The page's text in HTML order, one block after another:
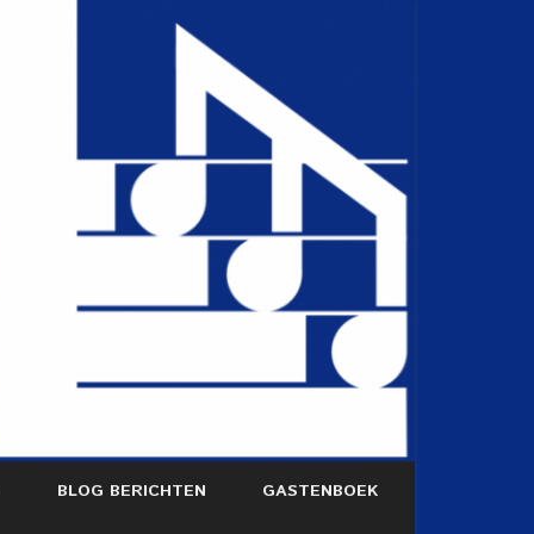
BLOG BERICHTEN GASTENBOEK